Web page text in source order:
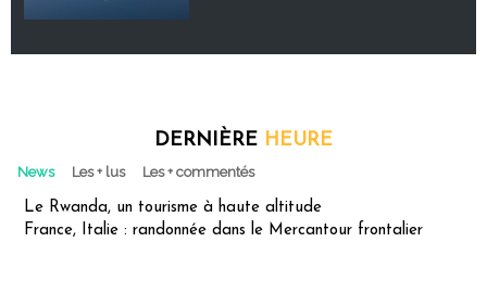
DERNIÈRE HEURE
News Les + lus Les + commentés
Le Rwanda, un tourisme à haute altitude
France, Italie : randonnée dans le Mercantour frontalier